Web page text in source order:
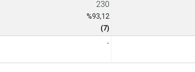
230
%93,12
(7)
-